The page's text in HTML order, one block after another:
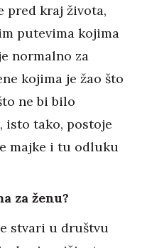
pred kraj života,
putevima kojima
normalno za
kojima je žao što
ne bi bilo
isto tako, postoje
majke i tu odluku
za ženu?
stvari u društvu